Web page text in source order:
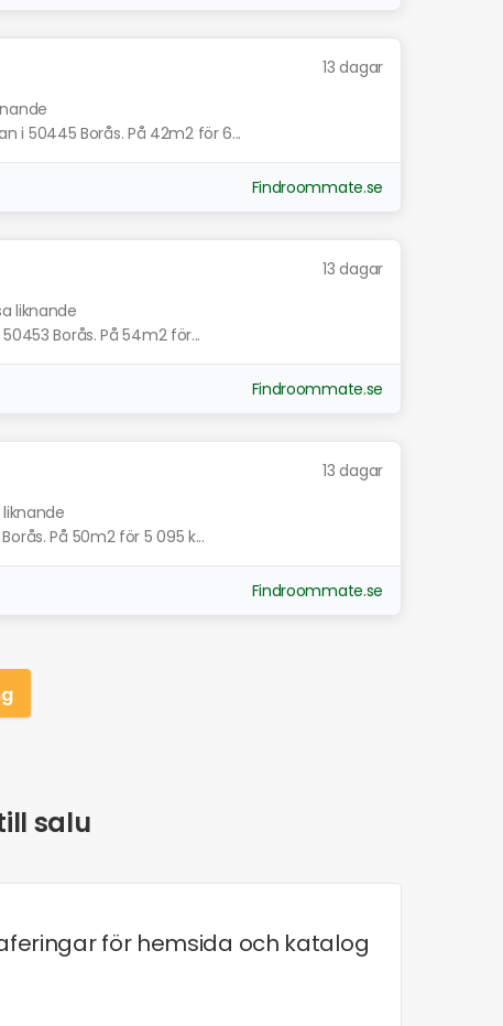
13 dagar
i 50445 Borås. På 42m2 för 6...
Findroommate.se
13 dagar
liknande
Borås. På 54m2 för...
Findroommate.se
13 dagar
liknande
På 50m2 för 5 095 k...
Findroommate.se
salu
för hemsida och katalog